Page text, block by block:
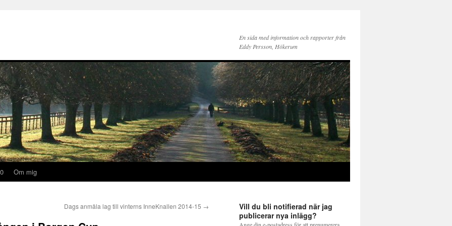
En sida med information och rapporter från
Eddy Persson, Hökerum
Om mig
Dags anmäla lag till vinterns InneKnallen 2014-15 →
Vill du bli notifierad när jag
publicerar nya inlägg?